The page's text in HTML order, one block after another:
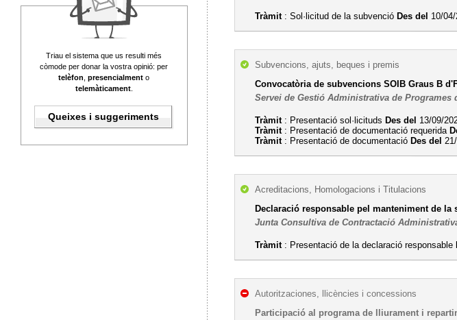
Tràmit: Sol·licitud de la subvenció Des del 10/
Subvencions, ajuts, beques i premis
Convocatòria de subvencions SOIB Graus B
Servei de Gestió Administrativa de Programes
Tràmit: Presentació sol·licituds Des del 13/09/
Tràmit: Presentació de documentació requerida
Tràmit: Presentació de documentació Des del
Acreditacions, Homologacions i Titulacions
Declaració responsable pel manteniment de
Junta Consultiva de Contractació
Tràmit: Presentació de la declaració responsable
Autoritzaciones, llicències i concessions
Participació al programa de lliurament i
Triau el sistema que us resulti més
còmode per donar la vostra opinió: per
telèfon ,presencialment o
telemàticament.
Queixes i suggeriments